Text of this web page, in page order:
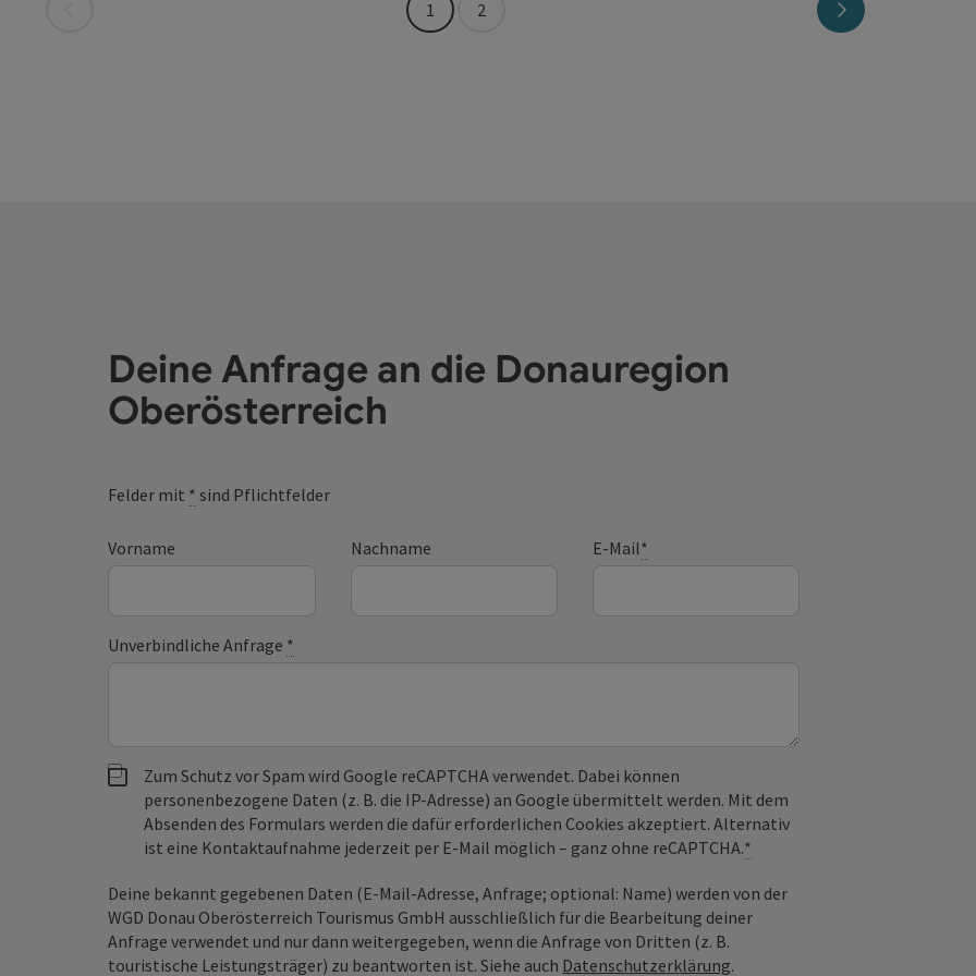
1 2 Seite vor
Deine Anfrage an die Donauregion
Oberösterreich
Felder mit * sind Pflichtfelder
Vorname Nachname E-Mail*
Unverbindliche Anfrage *
Zum Schutz vor Spam wird Google reCAPTCHA verwendet. Dabei können
personenbezogene Daten (z. B. die IP-Adresse) an Google übermittelt werden. Mit dem
Absenden des Formulars werden die dafür erforderlichen Cookies akzeptiert. Alternativ
ist eine Kontaktaufnahme jederzeit per E-Mail möglich – ganz ohne reCAPTCHA.*
Deine bekannt gegebenen Daten (E-Mail-Adresse, Anfrage; optional: Name) werden von der
WGD Donau Oberösterreich Tourismus GmbH ausschließlich für die Bearbeitung deiner
Anfrage verwendet und nur dann weitergegeben, wenn die Anfrage von Dritten (z. B.
touristische Leistungsträger) zu beantworten ist. Siehe auch Datenschutzerklärung.